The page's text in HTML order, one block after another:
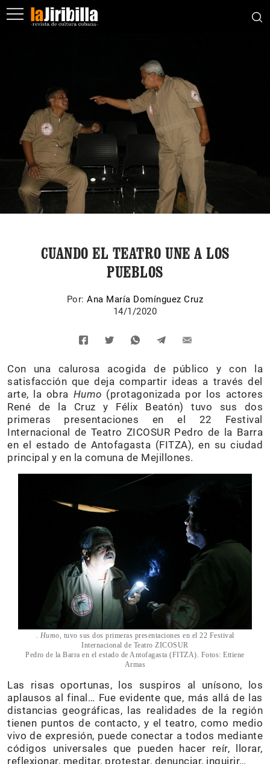
CUANDO EL TEATRO UNE A LOS
PUEBLOS
Por:Ana María Domínguez Cruz
14/1/2020
Con una calurosa acogida de público y con la
satisfacción que deja compartir ideas a través del
arte, la obra Humo (protagonizada por los actores
René de la Cruz y Félix Beatón) tuvo sus dos
primeras presentaciones en el 22 Festival
Internacional de Teatro ZICOSUR Pedro de la Barra
en el estado de Antofagasta (FITZA), en su ciudad
principal y en la comuna de Mejillones.
. Humo, tuvo sus dos primeras presentaciones en el 22 Festival
Internacional de Teatro ZICOSUR
Pedro de la Barra en el estado de Antofagasta (FITZA). Fotos: Ettiene
Armas
Las risas oportunas, los suspiros al unísono, los
aplausos al final… Fue evidente que, más allá de las
distancias geográficas, las realidades de la región
tienen puntos de contacto, y el teatro, como medio
vivo de expresión, puede conectar a todos mediante
códigos universales que pueden hacer reír, llorar,
reflexionar, meditar, protestar, denunciar, inquirir…